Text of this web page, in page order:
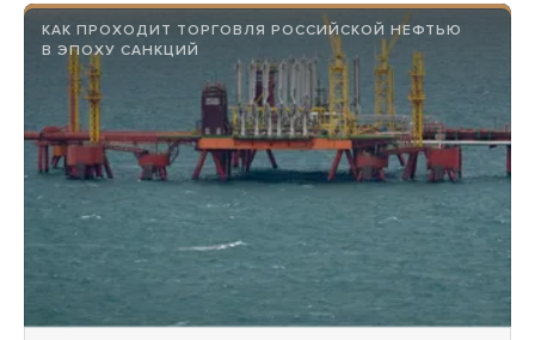
КАК ПРОХОДИТ ТОРГОВЛЯ РОССИЙСКОЙ НЕФТЬЮ
В ЭПОХУ САНКЦИЙ